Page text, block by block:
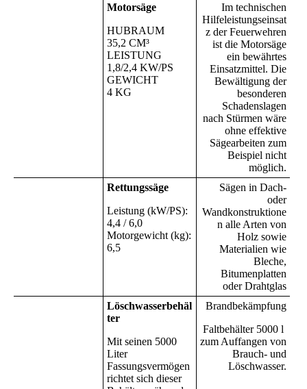
Motorsäge
HUBRAUM
35,2 CM³
LEISTUNG
1,8/2,4 KW/PS
GEWICHT
4 KG
Im technischen
Hilfeleistungseinsat
z der Feuerwehren
ist die Motorsäge
ein bewährtes
Einsatzmittel. Die
Bewältigung der
besonderen
Schadenslagen
nach Stürmen wäre
ohne effektive
Sägearbeiten zum
Beispiel nicht
möglich.
Rettungssäge
Leistung (kW/PS):
4,4 / 6,0
Motorgewicht (kg):
6,5
Sägen in Dach-
oder
Wandkonstruktione
n alle Arten von
Holz sowie
Materialien wie
Bleche,
Bitumenplatten
oder Drahtglas
Löschwasserbehäl
ter
Mit seinen 5000
Liter
Fassungsvermögen
richtet sich dieser
Brandbekämpfung
Faltbehälter 5000 l
zum Auffangen von
Brauch- und
Löschwasser.